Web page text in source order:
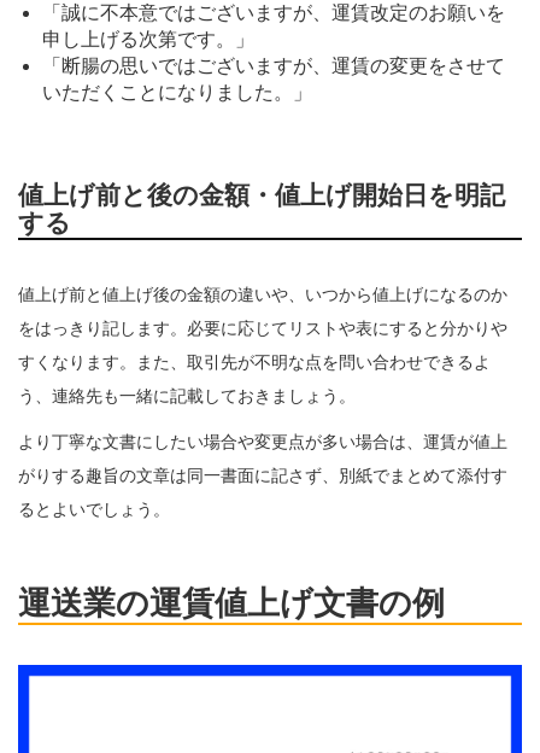
「誠に不本意ではございますが、運賃改定のお願いを
申し上げる次第です。」
「断腸の思いではございますが、運賃の変更をさせて
いただくことになりました。」
値上げ前と後の金額・値上げ開始日を明記
する
値上げ前と値上げ後の金額の違いや、いつから値上げになるのか
をはっきり記します。必要に応じてリストや表にすると分かりや
すくなります。また、取引先が不明な点を問い合わせできるよ
う、連絡先も一緒に記載しておきましょう。
より丁寧な文書にしたい場合や変更点が多い場合は、運賃が値上
がりする趣旨の文章は同一書面に記さず、別紙でまとめて添付す
るとよいでしょう。
運送業の運賃値上げ文書の例